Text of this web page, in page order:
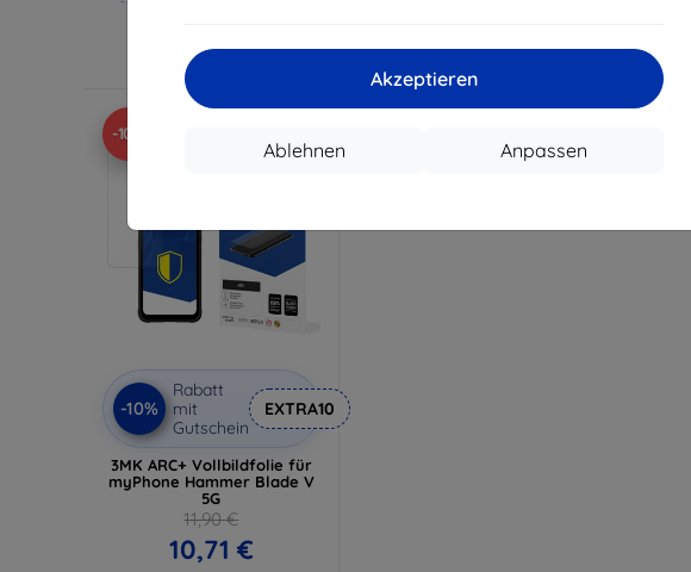
Akzeptieren
Anpassen
Ablehnen
17,91 €
Auf Lager 4 Stk.
Auf Lager > 5 Stk.
Auf
-10%
-10%
Rabatt
mit
Gutschein
EXTRA10
3MK ARC+ Vollbildfolie für
myPhone Hammer Blade V
5G
11,90 €
10,71 €